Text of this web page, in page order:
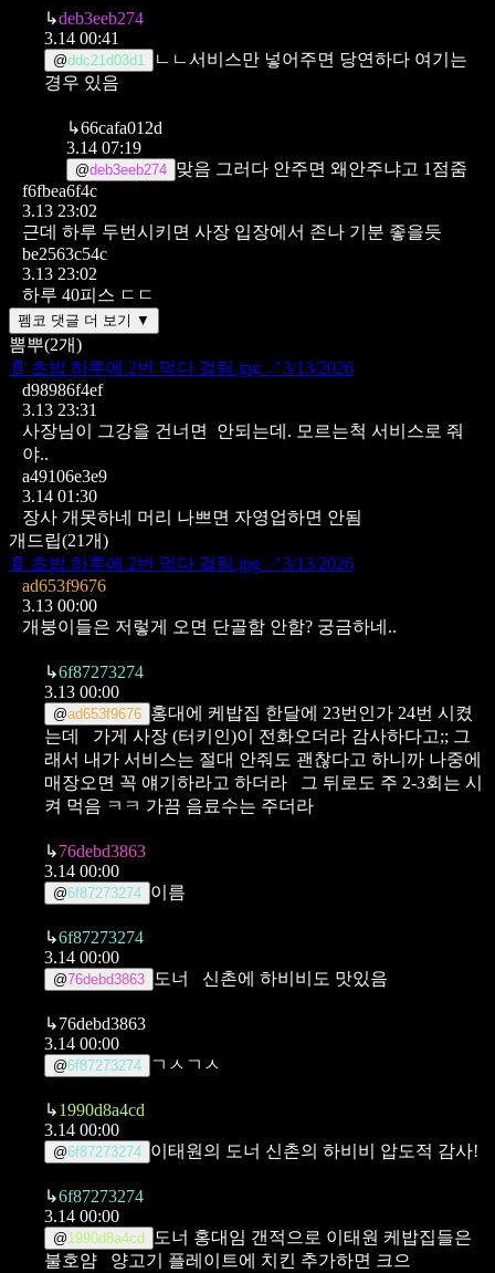
↳deb3eeb274
3.14 00:41
@ddc21d03d1
ㄴㄴ서비스만 넣어주면 당연하다 여기는
경우 있음
↳66cafa012d
3.14 07:19
@deb3eeb274 맞음 그러다 안주면 왜안주냐고 1점줌
f6fbea6f4c
3.13 23:02
근데 하루 두번시키면 사장 입장에서 존나 기분 좋을듯
be2563c54c
3.13 23:02
하루 40피스 ㄷㄷ
펨코 댓글 더 보기 ▼
뽐뿌(2개)
📄 초밥 하루에 2번 먹다 걸림.jpg ↗3/13/2026
d98986f4ef
3.13 23:31
사장님이 그강을 건너면 안되는데. 모르는척 서비스로 줘
야..
a49106e3e9
3.14 01:30
장사 개못하네 머리 나쁘면 자영업하면 안됨
개드립(21개)
📄 초밥 하루에 2번 먹다 걸림.jpg ↗3/13/2026
ad653f9676
3.13 00:00
개붕이들은 저렇게 오면 단골함 안함? 궁금하네..
↳6f87273274
3.13 00:00
@ad653f9676 홍대에 케밥집 한달에 23번인가 24번 시켰
는데
가게 사장 (터키인)이 전화오더라 감사하다고;; 그
래서 내가 서비스는 절대 안줘도 괜찮다고 하니까 나중에
매장오면 꼭 얘기하라고 하더라
그 뒤로도 주 2-3회는 시
켜 먹음 ㅋㅋ 가끔 음료수는 주더라
↳76debd3863
3.14 00:00
@6f87273274 이름
↳6f87273274
3.14 00:00
@76debd3863 도너 신촌에 하비비도 맛있음
↳76debd3863
3.14 00:00
@6f87273274 ㄱㅅㄱㅅ
↳1990d8a4cd
3.14 00:00
@6f87273274 이태원의 도너 신촌의 하비비 압도적 감사!
↳6f87273274
3.14 00:00
@1990d8a4cd 도너 홍대임 갠적으로 이태원 케밥집들은
불호얌
양고기 플레이트에 치킨 추가하면 크으